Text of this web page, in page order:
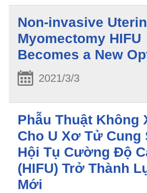
Non-invasive
Myomectomy HIFU
Becomes a New
2021/3/3
Phẫu Thuật Không
Cho U Xơ Tử Cung
Hội Tụ Cường Độ
(HIFU) Trở Thành
Mới